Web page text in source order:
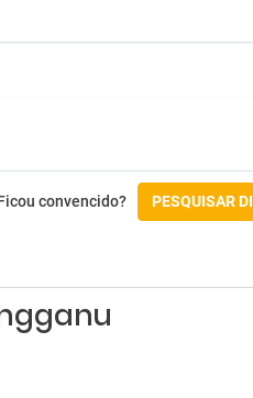
Check-in/
convencido? PESQUISAR